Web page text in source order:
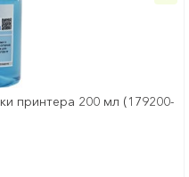
принтера 200 мл (179200-